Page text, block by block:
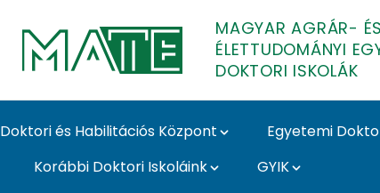
MAGYAR AGRÁR- ÉS
ÉLETTUDOMÁNYI
DOKTORI ISKOLÁK
Doktori és Habilitációs Központ Egyetemi
Korábbi Doktori Iskoláink GYIK